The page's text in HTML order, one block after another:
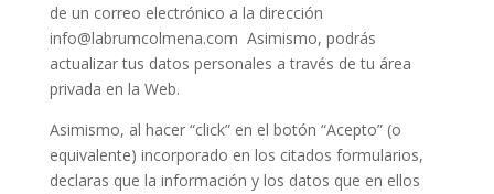
de un correo electrónico a la dirección
info@labrumcolmena.com Asimismo, podrás
actualizar tus datos personales a través de tu área
privada en la Web.
Asimismo, al hacer “click” en el botón “Acepto” (o
equivalente) incorporado en los citados formularios,
declaras que la información y los datos que en ellos